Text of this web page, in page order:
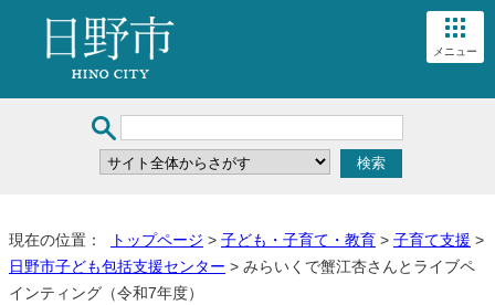
メニュー
現在の位置： トップページ > 子ども・子育て・教育 > 子育て支援 >
日野市子ども包括支援センター > みらいくで蟹江杏さんとライブペ
インティング（令和7年度）